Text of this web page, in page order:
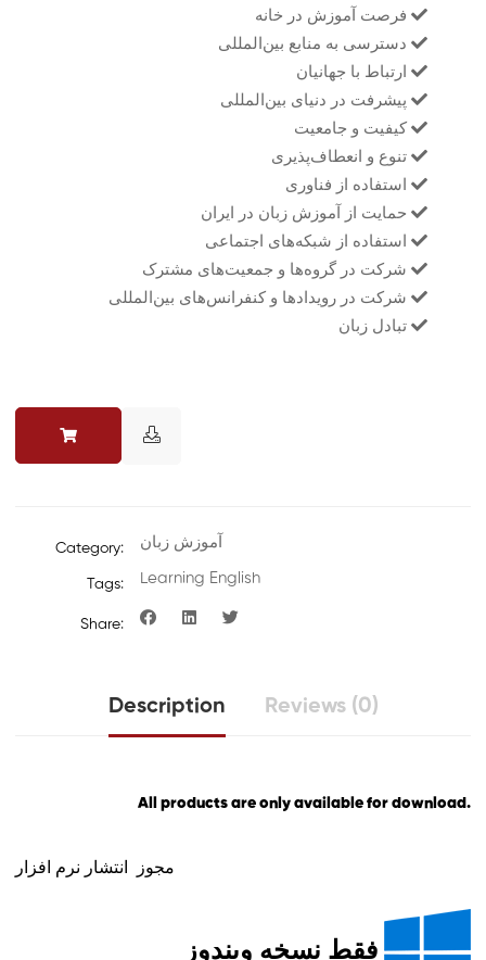
فرصت آموزش در خانه
دسترسی به منابع بین‌المللی
ارتباط با جهانیان
پیشرفت در دنیای بین‌المللی
کیفیت و جامعیت
تنوع و انعطاف‌پذیری
استفاده از فناوری
حمایت از آموزش زبان در ایران
استفاده از شبکه‌های اجتماعی
شرکت در گروه‌ها و جمعیت‌های مشترک
شرکت در رویدادها و کنفرانس‌های بین‌المللی
تبادل زبان
Category: آموزش زبان
Tags: Learning English
Share:
Description Reviews (0)
All products are only available for download.
مجوز انتشار نرم افزار
فقط نسخه ویندوز